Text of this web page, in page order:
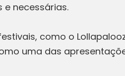
necessárias.
como o
uma das